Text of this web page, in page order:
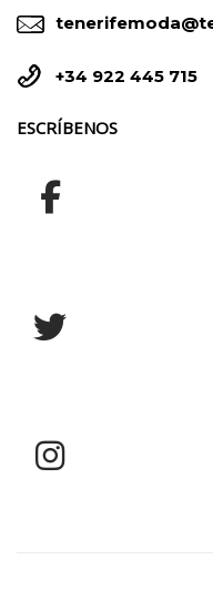



 +34 922 445 715
ESCRÍBENOS